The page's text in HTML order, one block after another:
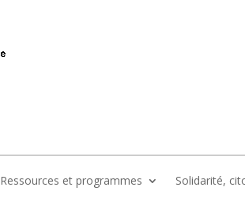
Ressources et programmes Solidarité,